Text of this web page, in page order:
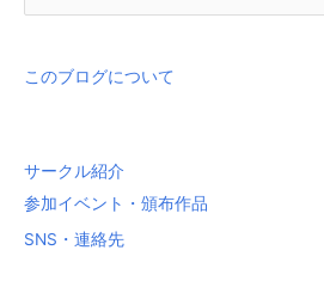
象
このブログについて
サークル紹介
参加イベント・頒布作品
SNS・連絡先